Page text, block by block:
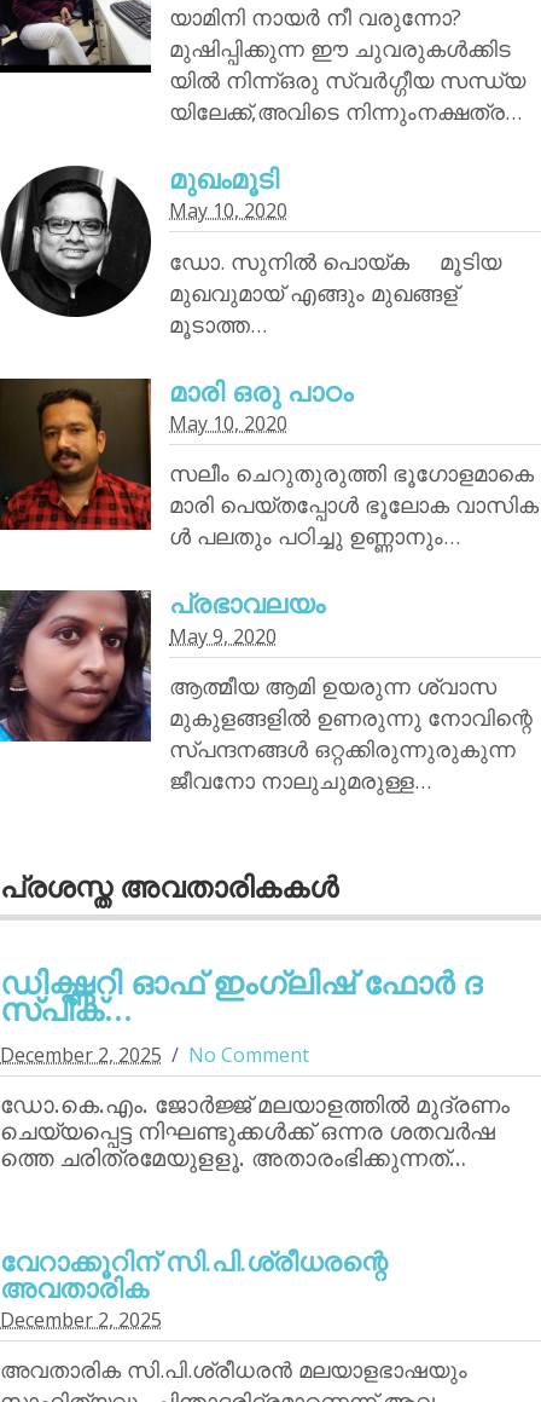
യാമിനി നായര്‍ നീ വരുന്നോ?
മുഷിപ്പിക്കുന്ന ഈ ചുവരുകൾക്കിട
യിൽ നിന്ന്ഒരു സ്വർഗ്ഗീയ സന്ധ്യ
യിലേക്ക്,അവിടെ നിന്നുംനക്ഷത്ര…
മുഖംമൂടി
May 10, 2020
ഡോ. സുനിൽ പൊയ്‌ക മൂടിയ
മുഖവുമായ് എങ്ങും മുഖങ്ങള്
മൂടാത്ത…
മാരി ഒരു പാഠം
May 10, 2020
സലീം ചെറുതുരുത്തി ഭൂഗോളമാകെ
മാരി പെയ്തപ്പോൾ ഭൂലോക വാസിക
ൾ പലതും പഠിച്ചു ഉണ്ണാനും…
പ്രഭാവലയം
May 9, 2020
ആത്മീയ ആമി ഉയരുന്ന ശ്വാസ
മുകുളങ്ങളിൽ ഉണരുന്നു നോവിന്റെ
സ്പന്ദനങ്ങൾ ഒറ്റക്കിരുന്നുരുകുന്ന
ജീവനോ നാലുചുമരുള്ള…
പ്രശസ്ത അവതാരികകള്‍
ഡിക്ഷ്ണറി ഓഫ് ഇംഗ്ലിഷ് ഫോര്‍ ദ
സ്പീക്...
December 2, 2025 No Comment
ഡോ.കെ.എം. ജോര്‍ജ്ജ് മലയാളത്തില്‍ മുദ്രണം
ചെയ്യപ്പെട്ട നിഘണ്ടുക്കള്‍ക്ക് ഒന്നര ശതവര്‍ഷ
ത്തെ ചരിത്രമേയുളളൂ. അതാരംഭിക്കുന്നത്…
വേറാക്കൂറിന്‌ സി.പി.ശ്രീധരന്റെ
അവതാരിക
December 2, 2025
അവതാരിക സി.പി.ശ്രീധരന്‍ മലയാളഭാഷയും